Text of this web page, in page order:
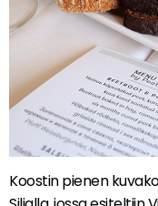
Koostin pienen